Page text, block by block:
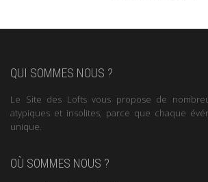
QUI SOMMES NOUS ?
Le Site des Lofts vous propose de
atypiques et insolites, parce que chaque
unique.
OÙ SOMMES NOUS ?